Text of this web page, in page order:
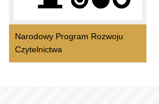
Narodowy Program Rozwoju
Czytelnictwa